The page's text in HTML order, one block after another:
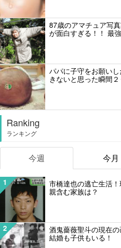
87歳のアマチュア写
が面白すぎる！！ 最
パパに子守をお願い
きないと思った瞬間２
Ranking
ランキング
今週 今月
1
市橋達也の逃亡生活
親含む家族は？
2
酒鬼薔薇聖斗の現在
結婚も子供もいる！